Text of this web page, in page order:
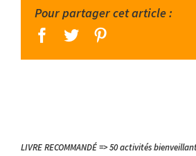
Pour partager cet article :
facebook
twitter
LIVRE RECOMMANDÉ => 50 activités